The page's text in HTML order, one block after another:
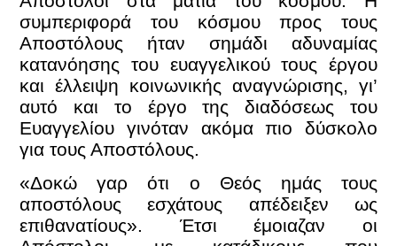
συμπεριφορά του κόσμου προς τους
Αποστόλους ήταν σημάδι αδυναμίας
κατανόησης του ευαγγελικού τους έργου
και έλλειψη κοινωνικής αναγνώρισης, γι’
αυτό και το έργο της διαδόσεως του
Ευαγγελίου γινόταν ακόμα πιο δύσκολο
για τους Αποστόλους.
«Δοκώ γαρ ότι ο Θεός ημάς τους
αποστόλους εσχάτους απέδειξεν ως
επιθανατίους». Έτσι έμοιαζαν οι